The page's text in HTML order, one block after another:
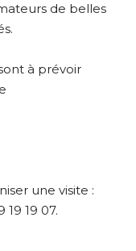
de belles
à prévoir
une visite :
19 07.